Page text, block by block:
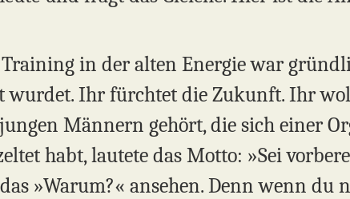
in der alten Energie war
wurdet. Ihr fürchtet die Zukunft. Ihr
Männern gehört, die sich einer
habt, lautete das Motto: »Sei
»Warum?« ansehen. Denn wenn du